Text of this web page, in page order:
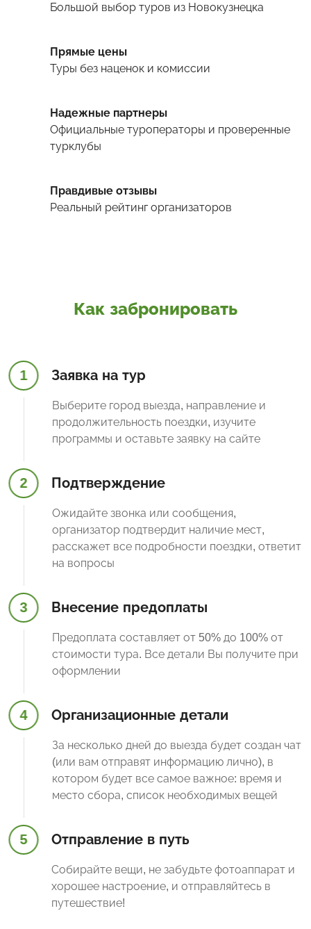
Большой выбор туров из Новокузнецка
Прямые цены
Туры без наценок и комиссии
Надежные партнеры
Официальные туроператоры и проверенные
турклубы
Правдивые отзывы
Реальный рейтинг организаторов
Как забронировать
1 Заявка на тур
Выберите город выезда, направление и
продолжительность поездки, изучите
программы и оставьте заявку на сайте
2 Подтверждение
Ожидайте звонка или сообщения,
организатор подтвердит наличие мест,
расскажет все подробности поездки, ответит
на вопросы
3 Внесение предоплаты
Предоплата составляет от 50% до 100% от
стоимости тура. Все детали Вы получите при
оформлении
4 Организационные детали
За несколько дней до выезда будет создан чат
(или вам отправят информацию лично), в
котором будет все самое важное: время и
место сбора, список необходимых вещей
5 Отправление в путь
Собирайте вещи, не забудьте фотоаппарат и
хорошее настроение, и отправляйтесь в
путешествие!